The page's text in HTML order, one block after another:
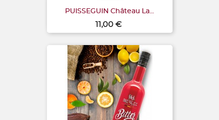
PUISSEGUIN Château La...
Prix
11,00 €